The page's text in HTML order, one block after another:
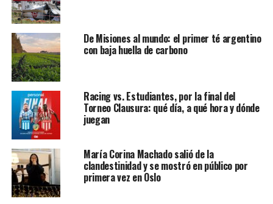
De Misiones al mundo: el primer té argentino
con baja huella de carbono
Racing vs. Estudiantes, por la final del
Torneo Clausura: qué día, a qué hora y dónde
juegan
María Corina Machado salió de la
clandestinidad y se mostró en público por
primera vez en Oslo